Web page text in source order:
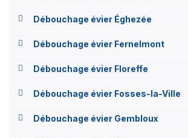
Débouchage évier Éghezée
Débouchage évier Fernelmont
Débouchage évier Floreffe
Débouchage évier Fosses-la-Ville
Débouchage évier Gembloux